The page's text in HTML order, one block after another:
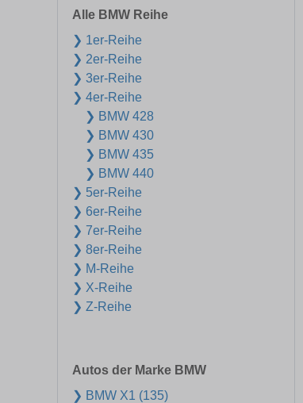
Alle BMW Reihe
❯ 1er-Reihe
❯ 2er-Reihe
❯ 3er-Reihe
❯ 4er-Reihe
❯ BMW 428
❯ BMW 430
❯ BMW 435
❯ BMW 440
❯ 5er-Reihe
❯ 6er-Reihe
❯ 7er-Reihe
❯ 8er-Reihe
❯ M-Reihe
❯ X-Reihe
❯ Z-Reihe
Autos der Marke BMW
❯ BMW X1 (135)